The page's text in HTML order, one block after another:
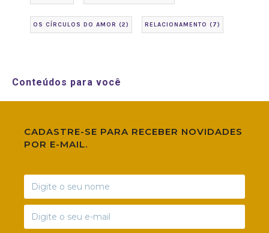
OS CÍRCULOS DO AMOR (2) RELACIONAMENTO (7)
Conteúdos para você
CADASTRE-SE PARA RECEBER NOVIDADES
POR E-MAIL.